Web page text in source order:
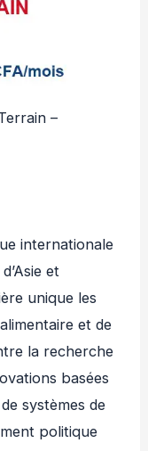
–
internationale
et
unique les
et de
la recherche
basées
systèmes de
politique